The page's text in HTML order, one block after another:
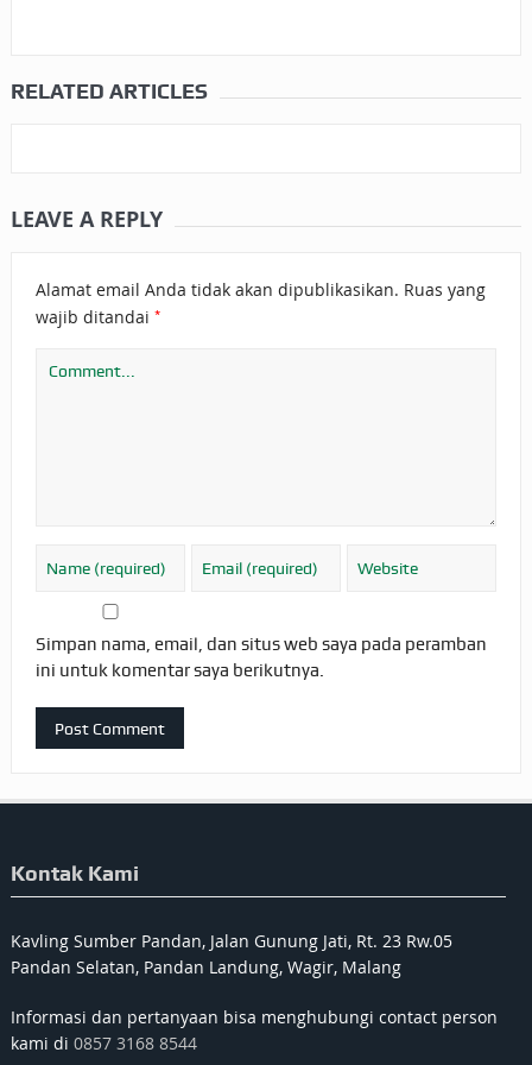
RELATED ARTICLES
LEAVE A REPLY
Alamat email Anda tidak akan dipublikasikan. Ruas yang
wajib ditandai *
Simpan nama, email, dan situs web saya pada peramban
ini untuk komentar saya berikutnya.
Kontak Kami
Kavling Sumber Pandan, Jalan Gunung Jati, Rt. 23 Rw.05
Pandan Selatan, Pandan Landung, Wagir, Malang
Informasi dan pertanyaan bisa menghubungi contact person
kami di 0857 3168 8544